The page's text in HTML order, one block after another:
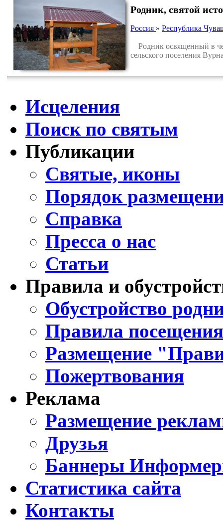
Родник, святой
Россия »Республика
Родник освященный в
сельского поселения
Исцеления
Поиск по святым
Публикации
Святые, иконы
Порядок
Справка
Пресса о нас
Статьи
Правила и
Обустройство
Правила
Размещение
Пожертвования
Реклама
Размещение
Друзья
Баннеры
Статистика сайта
Контакты